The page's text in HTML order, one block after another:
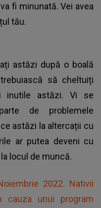
fi minunată. Vei avea
tău.
astăzi după o boală
să cheltuiți
inutile astăzi. Vi se
de problemele
astăzi la altercații cu
ar putea deveni cu
locul de muncă.
2022. Nativii
cauza unui program